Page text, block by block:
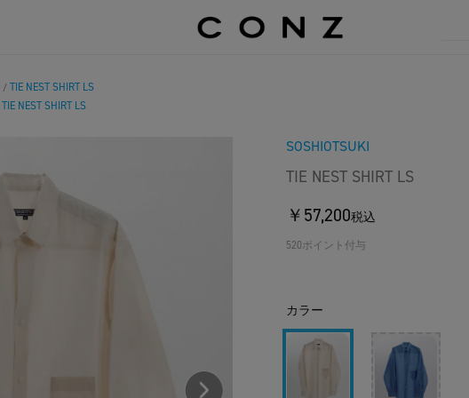
/ TIE NEST SHIRT LS
TIE NEST SHIRT LS
SOSHIOTSUKI
TIE NEST SHIRT LS
￥57,200税込
520ポイント付与
カラー